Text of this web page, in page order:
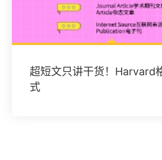
超短文只讲干货！Harvard
式